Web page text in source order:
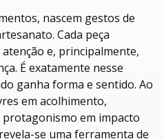
nascem gestos de
Cada peça
e, principalmente,
É exatamente nesse
ganha forma e sentido. Ao
em acolhimento,
protagonismo em impacto
se uma ferramenta de